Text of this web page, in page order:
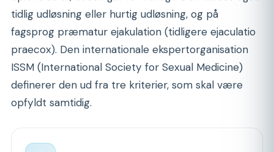
tidlig udløsning eller hurtig udløsning, og på
fagsprog præmatur ejakulation (tidligere ejaculatio
praecox). Den internationale ekspertorganisation
ISSM (International Society for Sexual Medicine)
definerer den ud fra tre kriterier, som skal være
opfyldt samtidig.